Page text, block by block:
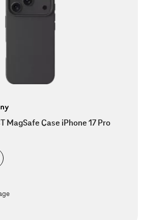
MagSafe Case iPhone 17 Pro